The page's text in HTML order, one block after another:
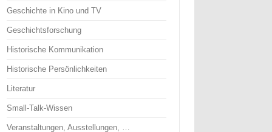
Geschichte in Kino und TV
Geschichtsforschung
Historische Kommunikation
Historische Persönlichkeiten
Literatur
Small-Talk-Wissen
Veranstaltungen, Ausstellungen, …